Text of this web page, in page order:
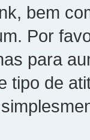
bem
Por
para
tipo de